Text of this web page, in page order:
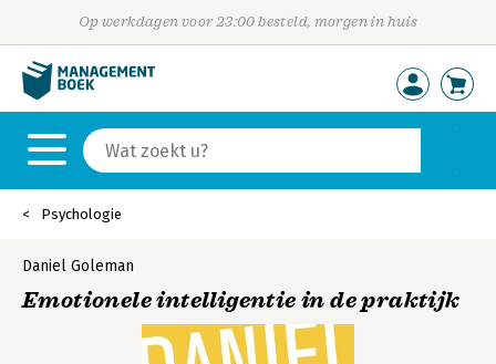
Op werkdagen voor 23:00 besteld, morgen in huis
Psychologie
Daniel Goleman
Emotionele intelligentie in de praktijk